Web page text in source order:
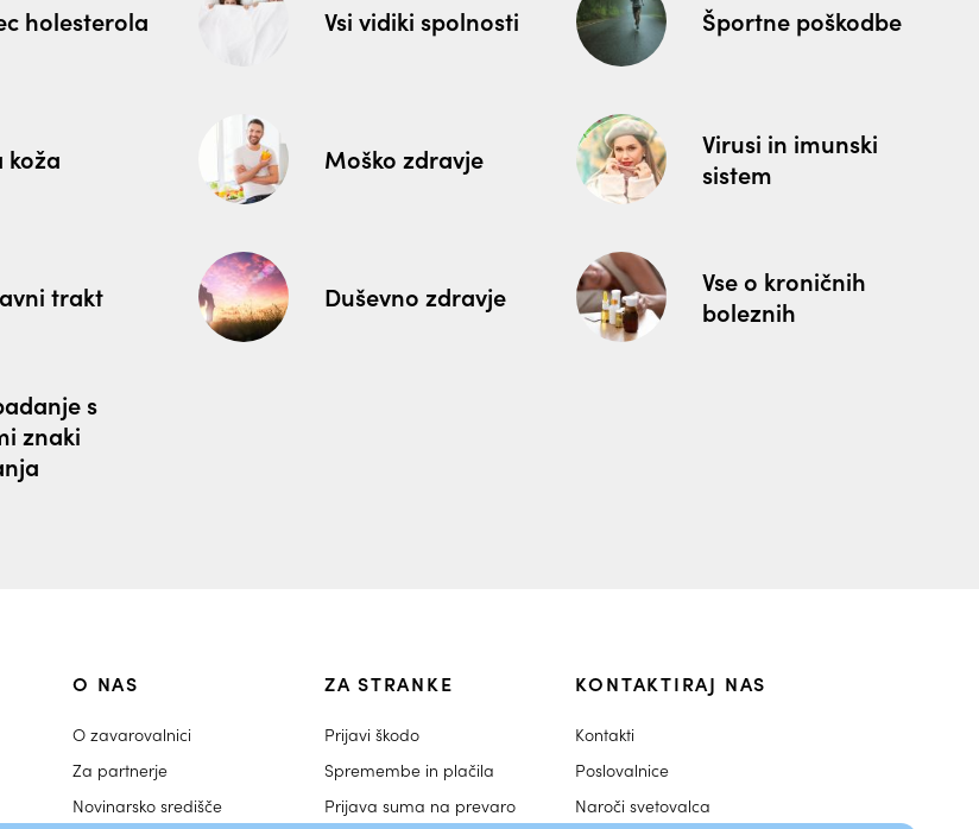
holesterola Vsi vidiki spolnosti Športne poškodbe
koža Moško zdravje
Virusi in imunski
sistem
trakt Duševno zdravje
Vse o kroničnih
boleznih
s
znaki
O NAS
O zavarovalnici
Za partnerje
Novinarsko središče
ZA STRANKE
Prijavi škodo
Spremembe in plačila
Prijava suma na prevaro
KONTAKTIRAJ NAS
Kontakti
Poslovalnice
Naroči svetovalca